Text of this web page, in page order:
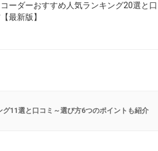
ーダーおすすめ人気ランキング20選と口
最新版】
グ11選と口コミ～選び方6つのポイントも紹介